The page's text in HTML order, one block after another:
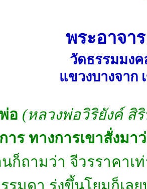
พระอาจา
วัดธรรมมง
แขวงบางจาก
อ (หลวงพ่อวิริยังค์ สิ
าร ทางการเขาสั่งมา
ก็ถามว่า จีวรราคาเ
รมดา รุ่งขึ้นโยมก็เล